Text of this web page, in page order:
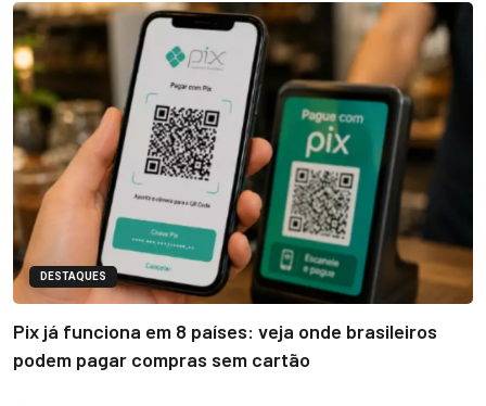
DESTAQUES
Pix já funciona em 8 países: veja onde brasileiros
podem pagar compras sem cartão